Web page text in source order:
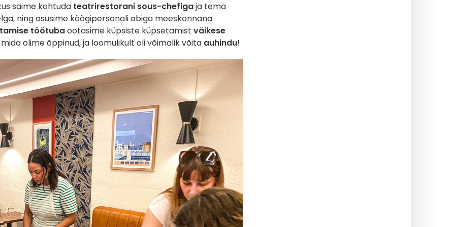
saime kohtuda teatrirestorani sous-chefigaja tema
ning asusime köögipersonali abiga meeskonnana
töötubaootasime küpsiste küpsetamist väikese
olime õppinud, ja loomulikult oli võimalik võita auhindu!